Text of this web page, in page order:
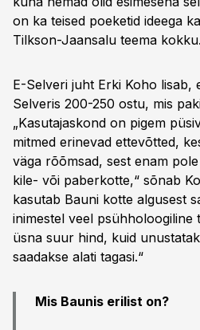
on ka teised poeketid ideega
Tilkson-Jaansalu teema kokku.
E-Selveri juht Erki Koho lisab,
Selveris 200-250 ostu, mis
„Kasutajaskond on pigem
mitmed erinevad ettevõtted,
väga rõõmsad, sest enam
kile- või paberkotte,“ sõnab
kasutab Bauni kotte algusest
inimestel veel psühholoogiline
üsna suur hind, kuid
saadakse alati tagasi.“
Mis Baunis erilist on?